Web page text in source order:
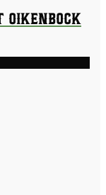
Oikenbock